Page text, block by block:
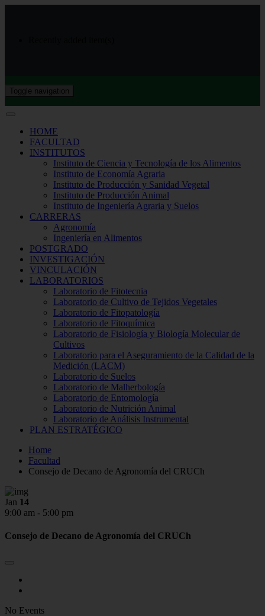
Toggle navigation
HOME
FACULTAD
INSTITUTOS
Instituto de Ciencia y Tecnología de los Alimentos
Instituto de Economía Agraria
Instituto de Producción y Sanidad Vegetal
Instituto de Producción Animal
Instituto de Ingeniería Agraria y Suelos
CARRERAS
Agronomía
Ingeniería en Alimentos
POSTGRADO
INVESTIGACIÓN
VINCULACIÓN
LABORATORIOS
Laboratorio de Fitotecnia
Laboratorio de Cultivo de Tejidos Vegetales
Laboratorio de Fitopatología
Laboratorio de Fitoquímica
Laboratorio de Fisiología y Biología Molecular de
Cultivos
Laboratorio para el Aseguramiento de la Calidad de la
Medición (LACM)
Laboratorio de Suelos
Laboratorio de Malherbología
Laboratorio de Entomología
Laboratorio de Nutrición Animal
Laboratorio de Análisis Instrumental
PLAN ESTRATÉGICO
Home
Facultad
Consejo de Decano de Agronomía del CRUCh
Jan 14
9:00 am - 5:00 pm
Consejo de Decano de Agronomía del CRUCh
No Events